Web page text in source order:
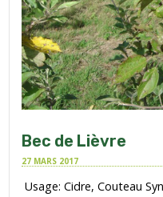
Bec de Lièvre
27 MARS 2017
Usage: Cidre, Couteau